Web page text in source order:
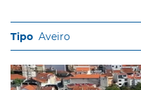
Aveiro